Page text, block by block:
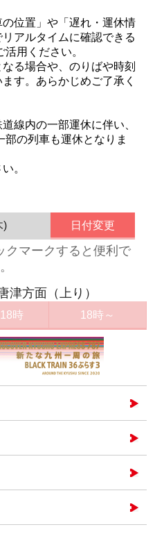
位置」や「遅れ・運休情
アルタイムに確認できる
活用ください。
る場合や、のりばや時刻
す。あらかじめご了承く
線内の一部運休に伴い、
の列車も運休となりま
。
) 日付変更
マークすると便利で
津方面（上り）
時 18時～